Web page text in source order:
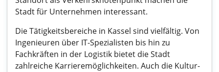
Stadt für Unternehmen interessant.
Die Tätigkeitsbereiche in Kassel sind vielfältig. Von
Ingenieuren über IT-Spezialisten bis hin zu
Fachkräften in der Logistik bietet die Stadt
zahlreiche Karrieremöglichkeiten. Auch die Kultur-